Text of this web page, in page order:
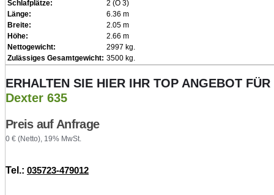
Schlafplätze:
2 (О 3)
Länge:
6.36 m
Breite:
2.05 m
Höhe:
2.66 m
Nettogewicht:
2997 kg.
Zulässiges Gesamtgewicht: 3500 kg.
ERHALTEN SIE HIER IHR TOP ANGEBOT FÜR
Dexter 635
Preis auf Anfrage
0 € (Netto), 19% MwSt.
Tel.: 035723-479012